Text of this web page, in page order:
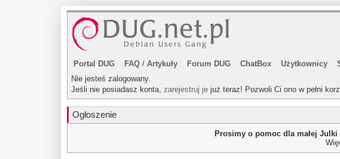
Portal DUG FAQ / Artykuły Forum DUG ChatBox Użytkownicy
Nie jesteś zalogowany.
Jeśli nie posiadasz konta, zarejestruj je już teraz! Pozwoli Ci ono w pełni
Ogłoszenie
Prosimy o pomoc dla małej